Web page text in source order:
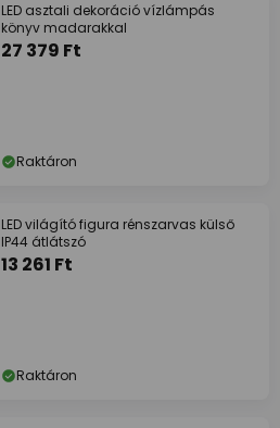
LED asztali dekoráció vízlámpás
könyv madarakkal
27 379 Ft
Raktáron
LED világító figura rénszarvas külső
IP44 átlátszó
13 261 Ft
Raktáron